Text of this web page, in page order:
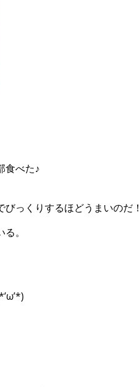
食べた♪
っくりするほどうまいのだ！
。